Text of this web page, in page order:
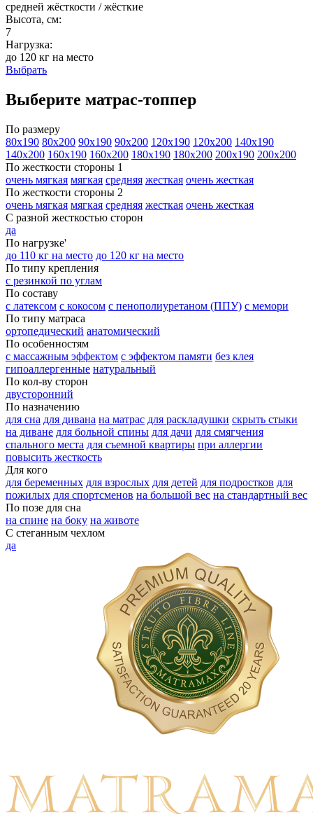
средней жёсткости / жёсткие
Высота, см:
7
Нагрузка:
до 120 кг на место
Выбрать
Выберите матрас-топпер
По размеру
80х190 80х200 90х190 90х200 120х190 120х200 140х190
140х200 160х190 160х200 180х190 180х200 200х190 200х200
По жесткости стороны 1
очень мягкая мягкая средняя жесткая очень жесткая
По жесткости стороны 2
очень мягкая мягкая средняя жесткая очень жесткая
С разной жесткостью сторон
да
По нагрузке'
до 110 кг на место до 120 кг на место
По типу крепления
с резинкой по углам
По составу
с латексом с кокосом с пенополиуретаном (ППУ) с мемори
По типу матраса
ортопедический анатомический
По особенностям
с массажным эффектом с эффектом памяти без клея
гипоаллергенные натуральный
По кол-ву сторон
двусторонний
По назначению
для сна для дивана на матрас для раскладушки скрыть стыки
на диване для больной спины для дачи для смягчения
спального места для съемной квартиры при аллергии
повысить жесткость
Для кого
для беременных для взрослых для детей для подростков для
пожилых для спортсменов на большой вес на стандартный вес
По позе для сна
на спине на боку на животе
С стеганным чехлом
да